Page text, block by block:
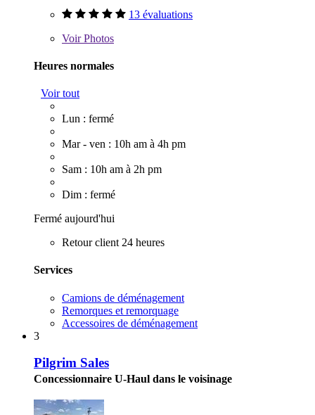
13 évaluations
VoirPhotos
Heures normales
Voir tout
Lun : fermé
Mar - ven : 10h am à 4h pm
Sam : 10h am à 2h pm
Dim : fermé
Fermé aujourd'hui
Retour client 24 heures
Services
Camions de déménagement
Remorques et remorquage
Accessoires de déménagement
3
Pilgrim Sales
Concessionnaire U-Haul dans le voisinage